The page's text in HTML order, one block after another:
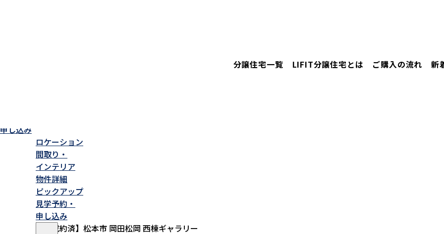
分譲住宅一覧 LIFIT分譲住宅とは ご購入の流れ 新
申し込み
ロケーション
間取り・
インテリア
物件詳細
ピックアップ
見学予約・
申し込み